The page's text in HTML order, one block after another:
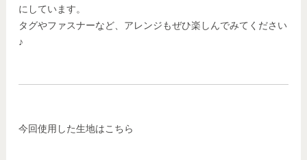
にしています。
タグやファスナーなど、アレンジもぜひ楽しんでみてください
♪
今回使用した生地はこちら